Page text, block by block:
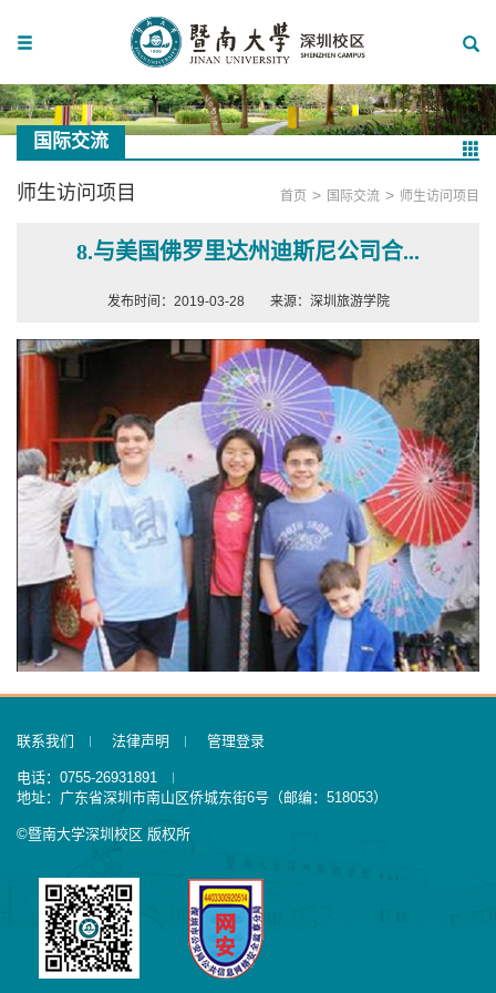
国际交流
师生访问项目 首页 > 国际交流 > 师生访问项目
8.与美国佛罗里达州迪斯尼公司合...
发布时间：2019-03-28 来源：深圳旅游学院
联系我们 法律声明 管理登录
电话：0755-26931891
地址：广东省深圳市南山区侨城东街6号（邮编：518053）
©暨南大学深圳校区 版权所